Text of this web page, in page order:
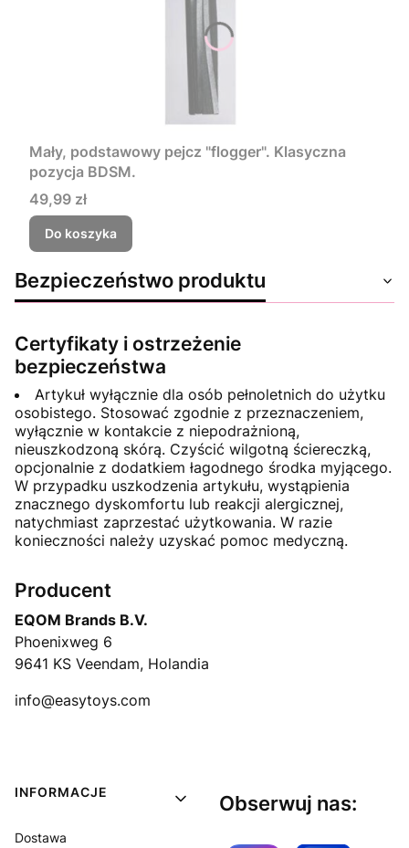
Mały, podstawowy pejcz "flogger". Klasyczna
pozycja BDSM.
Cena
49,99 zł
Do koszyka
Bezpieczeństwo produktu
Certyfikaty i ostrzeżenie
bezpieczeństwa
Artykuł wyłącznie dla osób pełnoletnich do użytku
osobistego. Stosować zgodnie z przeznaczeniem,
wyłącznie w kontakcie z niepodrażnioną,
nieuszkodzoną skórą. Czyścić wilgotną ściereczką,
opcjonalnie z dodatkiem łagodnego środka myjącego.
W przypadku uszkodzenia artykułu, wystąpienia
znacznego dyskomfortu lub reakcji alergicznej,
natychmiast zaprzestać użytkowania. W razie
konieczności należy uzyskać pomoc medyczną.
Producent
EQOM Brands B.V.
Phoenixweg 6
9641 KS Veendam, Holandia
info@easytoys.com
Linki w stopce
INFORMACJE
Dostawa
Obserwuj nas: